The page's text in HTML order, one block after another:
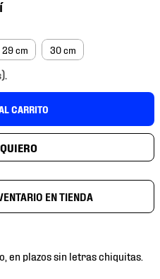
29 cm 30 cm
CARRITO
EN TIENDA